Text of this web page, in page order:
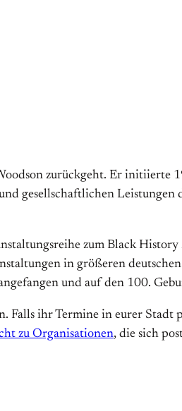
zurückgeht. Er initiierte
gesellschaftlichen Leistungen
zum Black
in größeren
und auf den 100.
ihr Termine in eurer Stadt
zu Organisationen, die sich